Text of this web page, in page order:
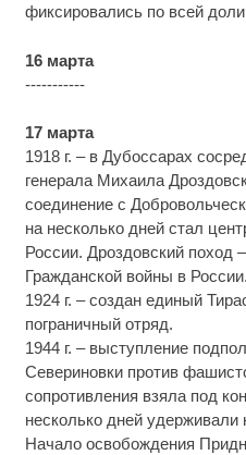
фиксировались по всей
16 марта
-----------
17 марта
1918 г. – в Дубоссарах
генерала Михаила
соединение с
на несколько дней стал
России. Дроздовский поход
Гражданской войны в России.
1924 г. – создан единый
пограничный отряд.
1944 г. – выступление
Севериновки против
сопротивления взяла под
несколько дней удерживали
Начало освобождения